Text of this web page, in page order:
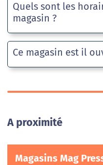
Quels sont les
magasin ?
Ce magasin est il
A proximité
Magasins Mag